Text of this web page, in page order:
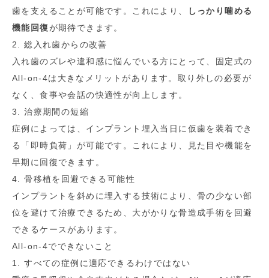
歯を支えることが可能です。これにより、
しっかり噛める
機能回復が期待できます。
2. 総入れ歯からの改善
入れ歯のズレや違和感に悩んでいる方にとって、固定式の
All-on-4は大きなメリットがあります。取り外しの必要が
なく、食事や会話の快適性が向上します。
3. 治療期間の短縮
症例によっては、インプラント埋入当日に仮歯を装着でき
る「即時負荷」が可能です。これにより、見た目や機能を
早期に回復できます。
4. 骨移植を回避できる可能性
インプラントを斜めに埋入する技術により、骨の少ない部
位を避けて治療できるため、大がかりな骨造成手術を回避
できるケースがあります。
All-on-4でできないこと
1. すべての症例に適応できるわけではない